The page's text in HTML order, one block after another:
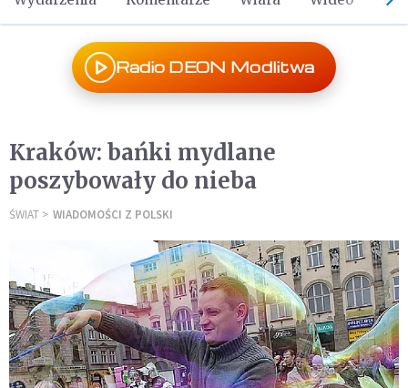
Radio DEON Modlitwa
Kraków: bańki mydlane
poszybowały do nieba
ŚWIAT WIADOMOŚCI Z POLSKI